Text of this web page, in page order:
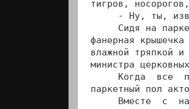
тигров,
- Ну, ты,
Сидя на
фанерная
влажной тряпкой
министра
Когда  все
паркетный пол
Вместе  с